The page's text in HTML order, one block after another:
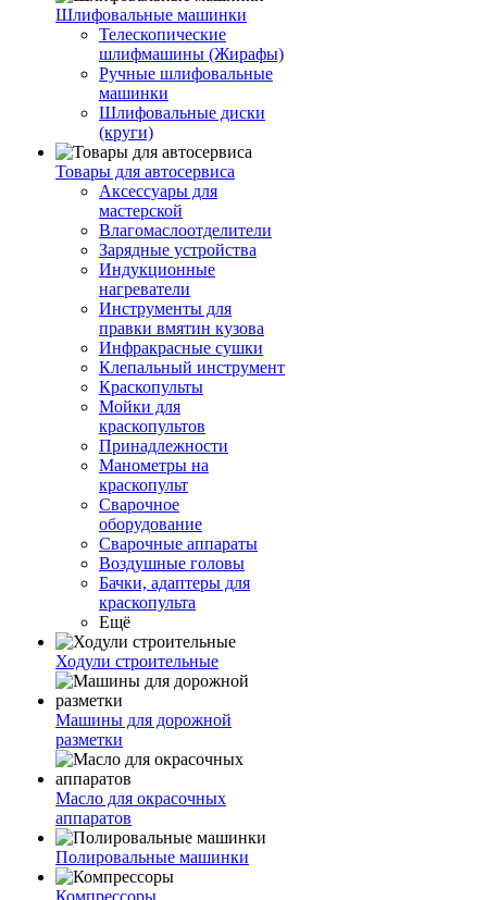
Шлифовальные машинки
Телескопические
шлифмашины (Жирафы)
Ручные шлифовальные
машинки
Шлифовальные диски
(круги)
Товары для автосервиса
Аксессуары для
мастерской
Влагомаслоотделители
Зарядные устройства
Индукционные
нагреватели
Инструменты для
правки вмятин кузова
Инфракрасные сушки
Клепальный инструмент
Краскопульты
Мойки для
краскопультов
Принадлежности
Манометры на
краскопульт
Сварочное
оборудование
Сварочные аппараты
Воздушные головы
Бачки, адаптеры для
краскопульта
Ещё
Ходули строительные
Машины для дорожной
разметки
Масло для окрасочных
аппаратов
Полировальные машинки
Компрессоры